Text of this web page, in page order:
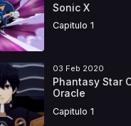
Sonic X
Capitulo 1
03 Feb 2020
Phantasy Star
Oracle
Capitulo 1